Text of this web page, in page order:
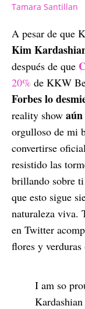
Tamara Santillan
A pesar de que
Kim
después de que
20% de KKW
Forbes lo
reality show
orgulloso de mi
convertirse
resistido las
brillando sobre
que esto sigue
naturaleza viva.
en Twitter
flores y verduras
I am so